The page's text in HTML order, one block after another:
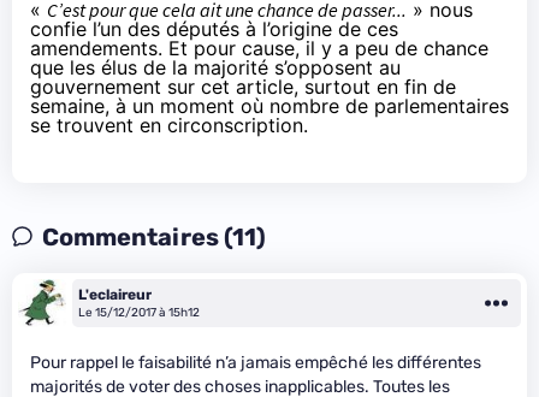
« C’est pour que cela ait une chance de passer... » nous
confie l’un des députés à l’origine de ces
amendements. Et pour cause, il y a peu de chance
que les élus de la majorité s’opposent au
gouvernement sur cet article, surtout en fin de
semaine, à un moment où nombre de parlementaires
se trouvent en circonscription.
Commentaires (11)
L'eclaireur
Le 15/12/2017 à 15h12
Pour rappel le faisabilité n’a jamais empêché les différentes
majorités de voter des choses inapplicables. Toutes les